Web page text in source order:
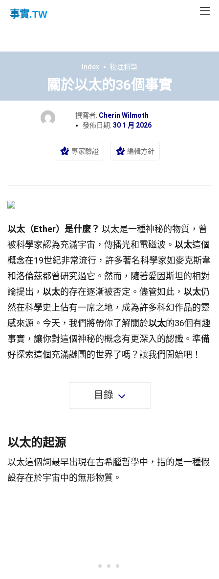
事實.TW
Index 物理科學
關於以太的36個事實
撰寫者: Cherin Wilmoth
發佈日期: 30 1 月 2026
專家驗證 編輯方針
以太（Ether）是什麼？ 以太是一種神秘的物質，曾
被科學家認為充滿宇宙，傳播光和電磁波。 以太這個
概念在19世紀非常流行，許多著名科學家如麥克斯韋
和洛倫茲都曾研究過它。然而，隨著愛因斯坦的相對
論提出， 以太的存在逐漸被否定。儘管如此， 以太仍
然在科學史上佔有一席之地，成為許多科幻作品的靈
感來源。今天，我們將帶你了解關於以太的36個有趣
事實，讓你對這個神秘的概念有更深入的認識。準備
好探索這個充滿謎團的世界了嗎？讓我們開始吧！
目錄
以太的起源
以太這個詞最早出現在古希臘哲學中，指的是一種假
設存在於宇宙中的無形物質。